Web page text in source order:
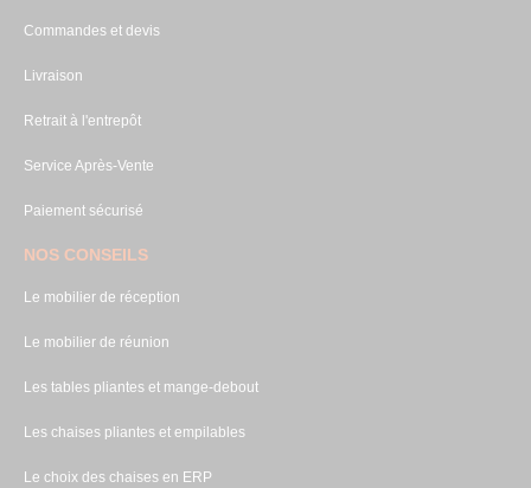
Commandes et devis
Livraison
Retrait à l'entrepôt
Service Après-Vente
Paiement sécurisé
NOS CONSEILS
Le mobilier de réception
Le mobilier de réunion
Les tables pliantes et mange-debout
Les chaises pliantes et empilables
Le choix des chaises en ERP